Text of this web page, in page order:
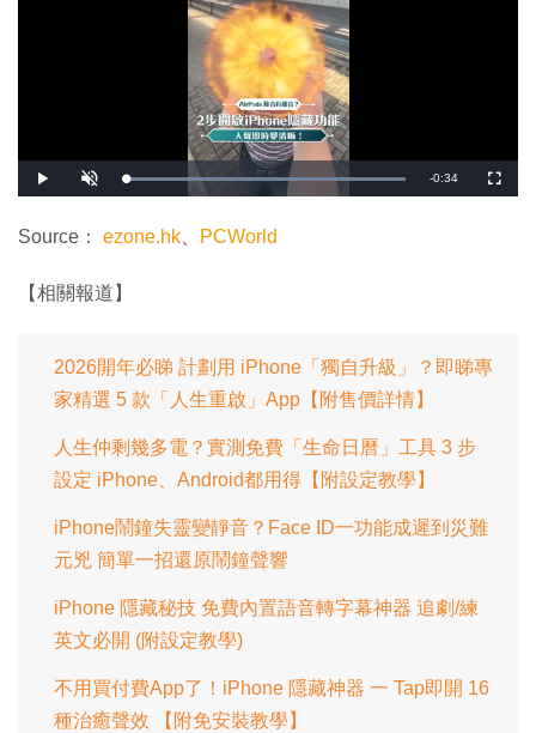
播
放
開
啟
載
入
:
1
剩
-0:34
全
螢
Source： ezone.hk PCWorld
【相關報道】
2026開年必睇 計劃用 iPhone「獨自升級」？即睇專
家精選 5 款「人生重啟」App【附售價詳情】
人生仲剩幾多電？實測免費「生命日曆」工具 3 步
設定 iPhone、Android都用得【附設定教學】
iPhone鬧鐘失靈變靜音？Face ID一功能成遲到災難
元兇 簡單一招還原鬧鐘聲響
iPhone 隱藏秘技 免費內置語音轉字幕神器 追劇/練
英文必開 (附設定教學)
不用買付費App了！iPhone 隱藏神器 一 Tap即開 16
種治癒聲效 【附免安裝教學】